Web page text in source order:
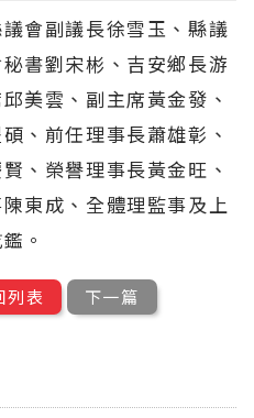
會副議長徐雪玉、縣議
書劉宋彬、吉安鄉長游
美雲、副主席黃金發、
、前任理事長蕭雄彰、
、榮譽理事長黃金旺、
東成、全體理監事及上
。
列表 下一篇